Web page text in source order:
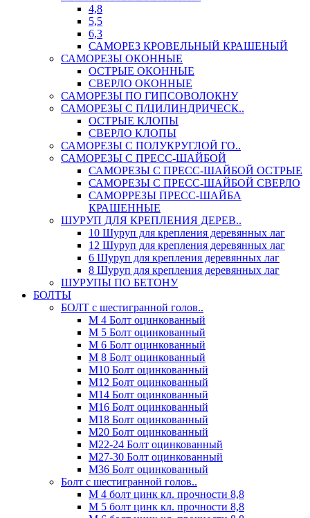
4,8
5,5
6,3
САМОРЕЗ КРОВЕЛЬНЫЙ КРАШЕНЫЙ
САМОРЕЗЫ ОКОННЫЕ
ОСТРЫЕ ОКОННЫЕ
СВЕРЛО ОКОННЫЕ
САМОРЕЗЫ ПО ГИПСОВОЛОКНУ
САМОРЕЗЫ С П/ЦИЛИНДРИЧЕСК..
ОСТРЫЕ КЛОПЫ
СВЕРЛО КЛОПЫ
САМОРЕЗЫ С ПОЛУКРУГЛОЙ ГО..
САМОРЕЗЫ С ПРЕСС-ШАЙБОЙ
САМОРЕЗЫ С ПРЕСС-ШАЙБОЙ ОСТРЫЕ
САМОРЕЗЫ С ПРЕСС-ШАЙБОЙ СВЕРЛО
САМОРРЕЗЫ ПРЕСС-ШАЙБА
КРАШЕННЫЕ
ШУРУП ДЛЯ КРЕПЛЕНИЯ ДЕРЕВ..
10 Шуруп для крепления деревянных лаг
12 Шуруп для крепления деревянных лаг
6 Шуруп для крепления деревянных лаг
8 Шуруп для крепления деревянных лаг
ШУРУПЫ ПО БЕТОНУ
БОЛТЫ
БОЛТ с шестигранной голов..
М 4 Болт оцинкованный
М 5 Болт оцинкованный
М 6 Болт оцинкованный
М 8 Болт оцинкованный
М10 Болт оцинкованный
М12 Болт оцинкованный
М14 Болт оцинкованный
М16 Болт оцинкованный
М18 Болт оцинкованный
М20 Болт оцинкованный
М22-24 Болт оцинкованный
М27-30 Болт оцинкованный
М36 Болт оцинкованный
Болт с шестигранной голов..
М 4 болт цинк кл. прочности 8,8
М 5 болт цинк кл. прочности 8,8